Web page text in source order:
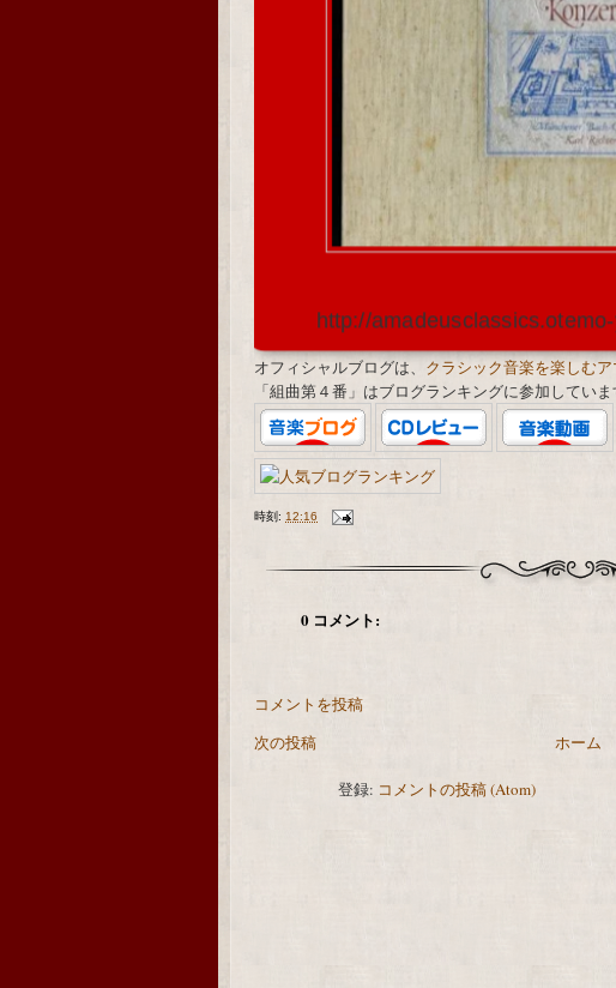
http://
オフィシャルブログは、 クラシック音楽を楽しむ
「組曲第４番」はブログランキングに参加していま
時刻: 12:16
0 コメント:
コメントを投稿
次の投稿
ホーム
登録: コメントの投稿 (Atom)